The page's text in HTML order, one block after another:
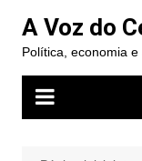
para
conteúdo
A Voz do
Política, economia